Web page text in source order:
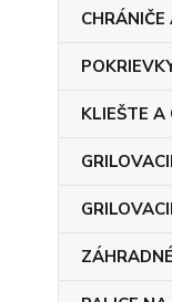
KLIEŠTE A